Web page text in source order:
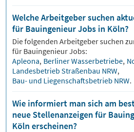
Welche Arbeitgeber suchen
für Bauingenieur Jobs in Köln?
Die folgenden Arbeitgeber suchen
für BauingenieurJobs:
Apleona, Berliner Wasserbetriebe,
Landesbetrieb Straßenbau NRW,
Bau- und Liegenschaftsbetrieb NRW.
Wie informiert man sich am
neue Stellenanzeigen für
Köln erscheinen?